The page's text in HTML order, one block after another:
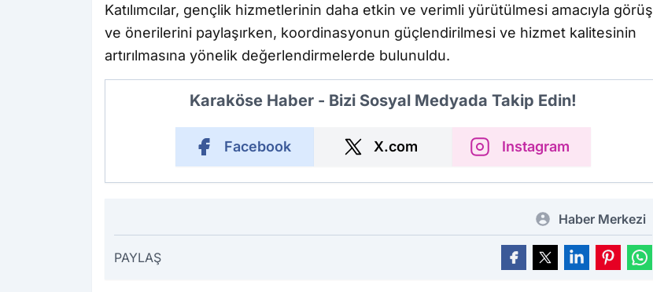
Katılımcılar, gençlik hizmetlerinin daha etkin ve verimli yürütülmesi amacıyla görüş
ve önerilerini paylaşırken, koordinasyonun güçlendirilmesi ve hizmet kalitesinin
artırılmasına yönelik değerlendirmelerde bulunuldu.
Karaköse Haber - Bizi Sosyal Medyada Takip Edin!
Facebook X.com Instagram
Haber Merkezi
PAYLAŞ